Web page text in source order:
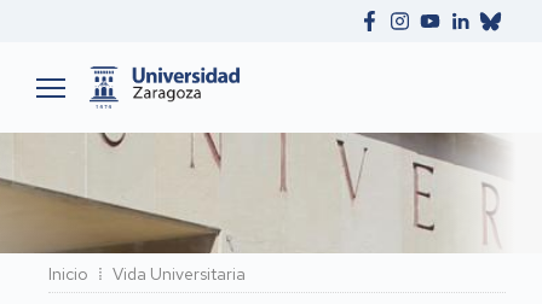
Ruta
Inicio Vida Universitaria